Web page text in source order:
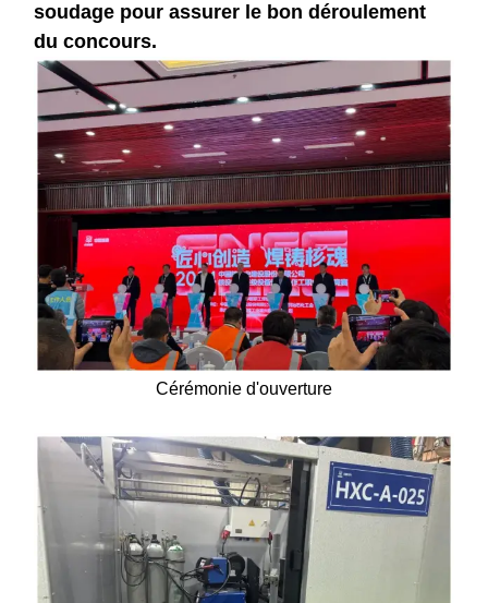
soudage pour assurer le bon déroulement
du concours.
Cérémonie d'ouverture